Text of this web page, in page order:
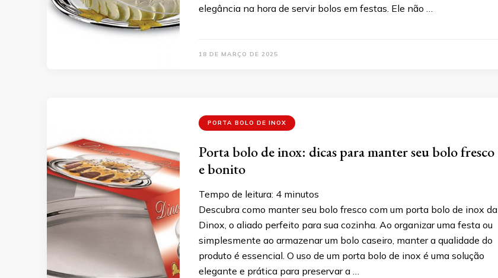
elegância na hora de servir bolos em festas. Ele não …
18 DE MARÇO DE 2025
PORTA BOLO DE INOX
Porta bolo de inox: dicas para manter seu bolo fresco
e bonito
Tempo de leitura: 4 minutos
Descubra como manter seu bolo fresco com um porta bolo de inox da
Dinox, o aliado perfeito para sua cozinha. Ao organizar uma festa ou
simplesmente ao armazenar um bolo caseiro, manter a qualidade do
produto é essencial. O uso de um porta bolo de inox é uma solução
elegante e prática para preservar a …